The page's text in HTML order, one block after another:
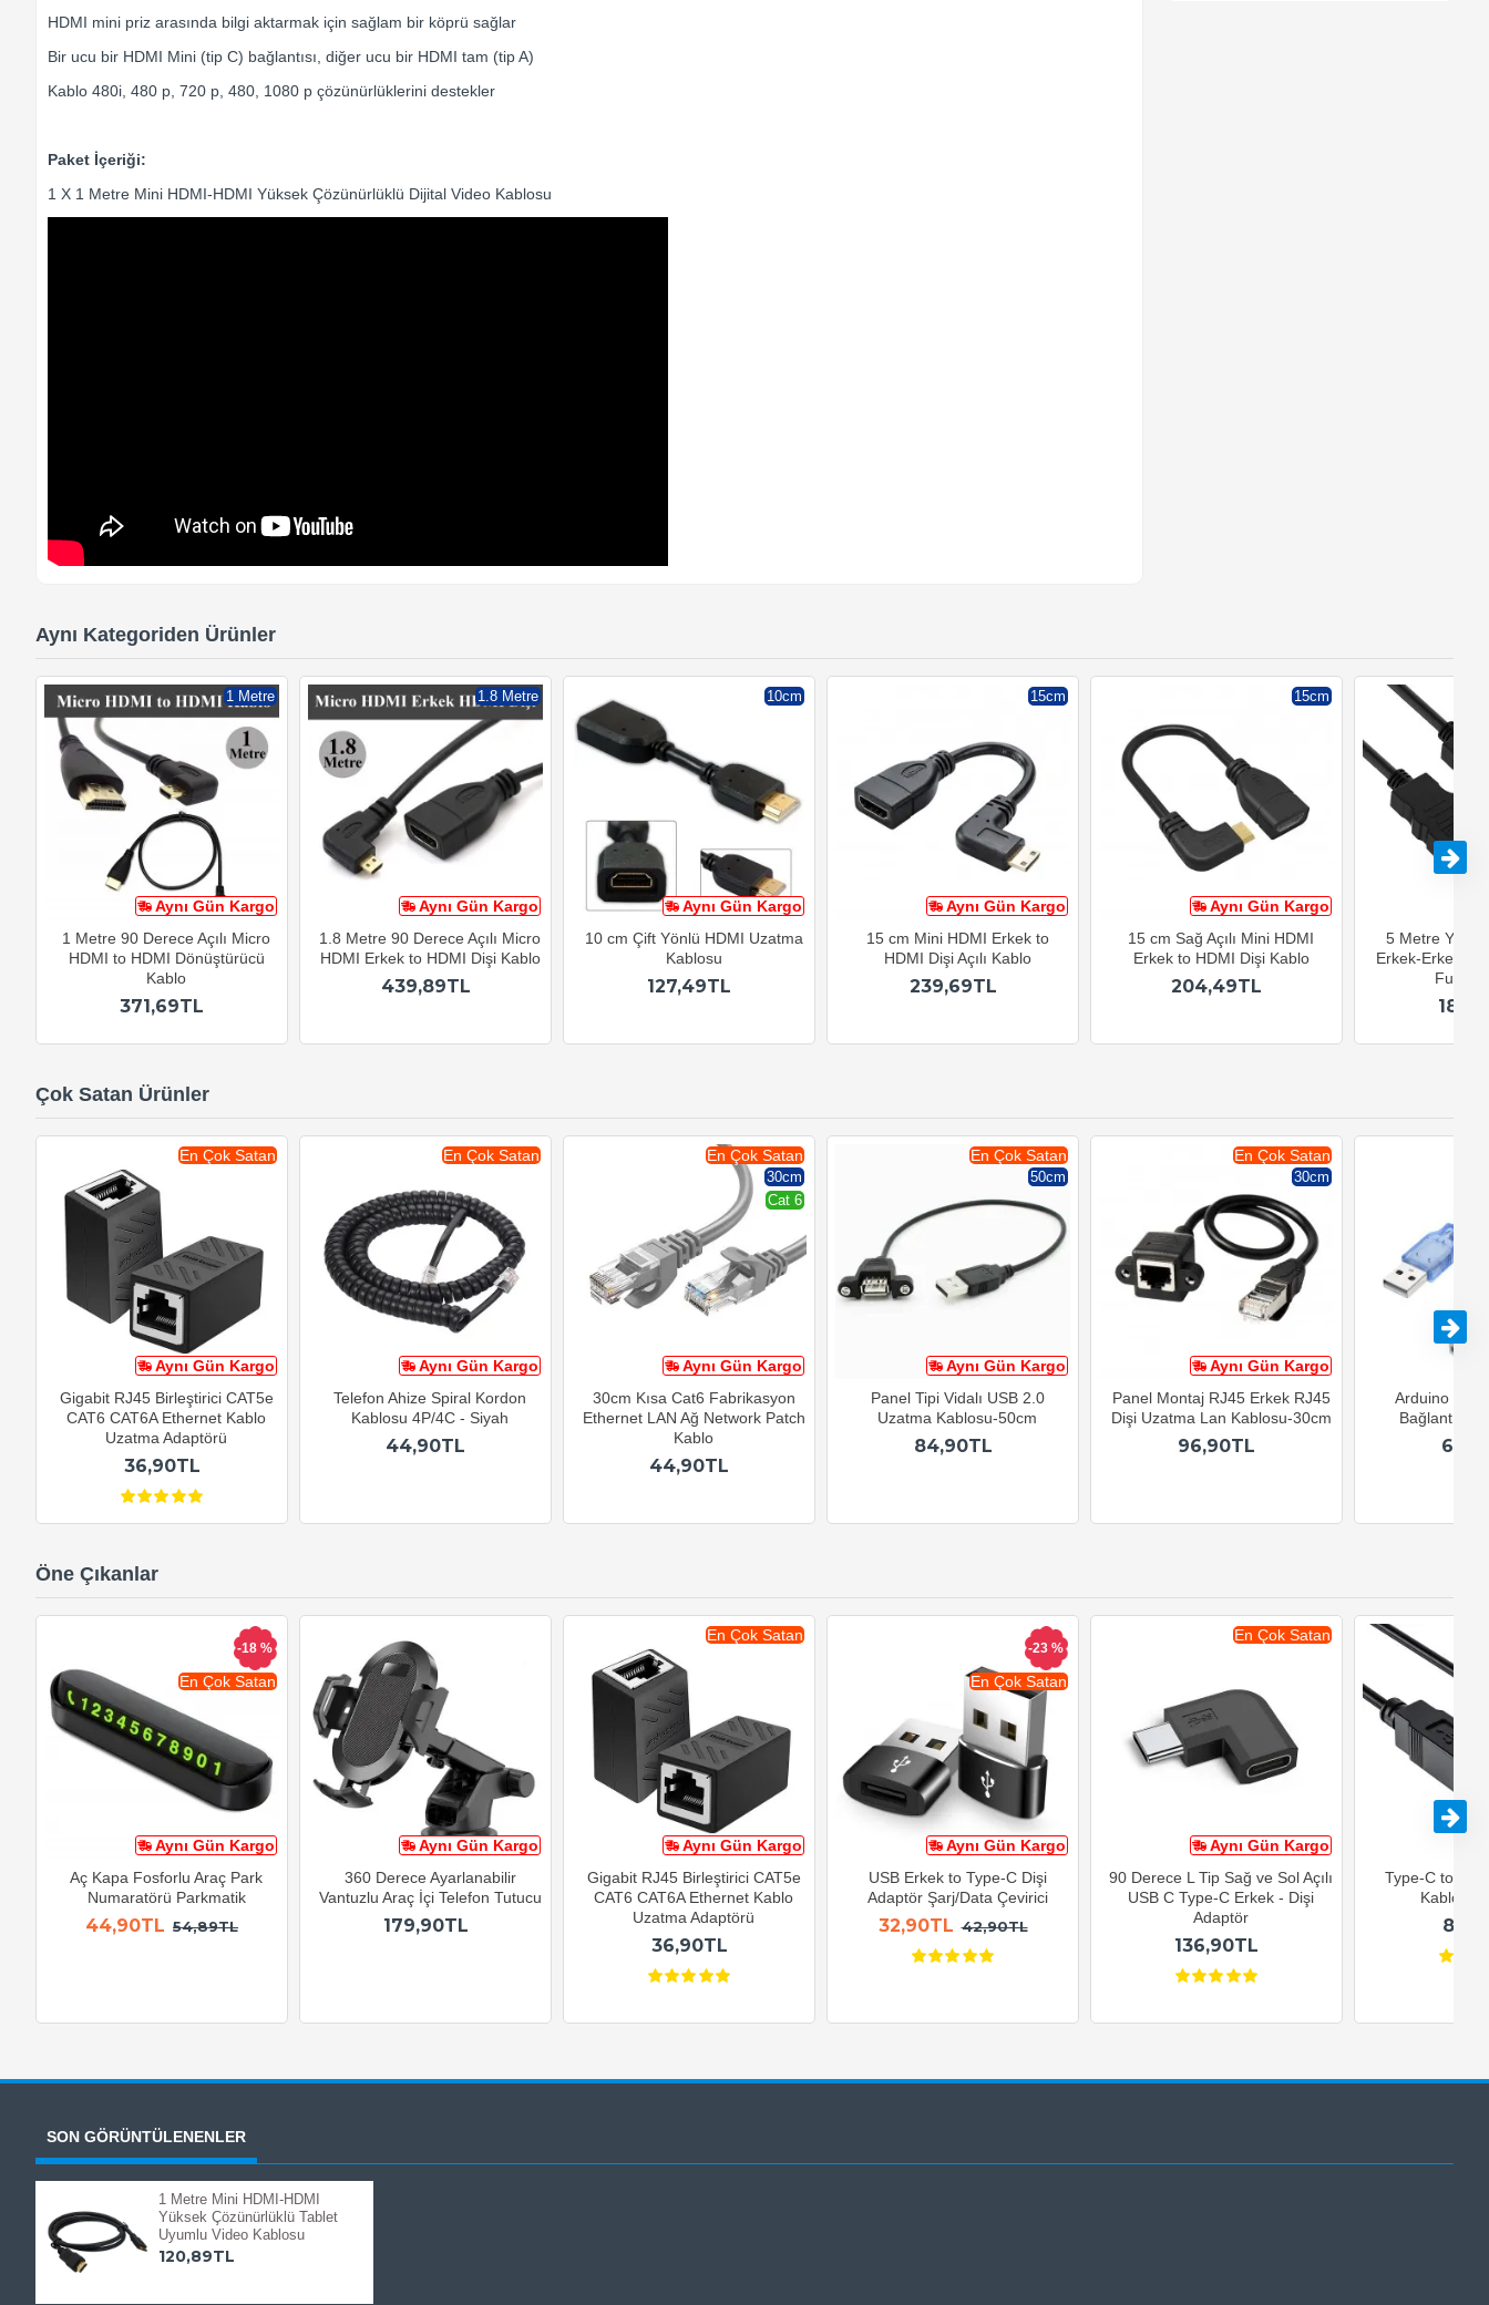
HDMI mini priz arasında bilgi aktarmak için sağlam bir köprü sağlar
Bir ucu bir HDMI Mini (tip C) bağlantısı, diğer ucu bir HDMI tam (tip A)
Kablo 480i, 480 p, 720 p, 480, 1080 p çözünürlüklerini destekler
Paket İçeriği:
1 X 1 Metre Mini HDMI-HDMI Yüksek Çözünürlüklü Dijital Video Kablosu
Aynı Kategoriden Ürünler
Aynı Gün Kargo
1 Metre
1 Metre 90 Derece Açılı Micro
HDMI to HDMI Dönüştürücü
Kablo
371,69TL
Aynı Gün Kargo
1.8 Metre
1.8 Metre 90 Derece Açılı Micro
HDMI Erkek to HDMI Dişi Kablo
439,89TL
Aynı Gün Kargo
10cm
10 cm Çift Yönlü HDMI Uzatma
Kablosu
127,49TL
Aynı Gün Kargo
15cm
15 cm Mini HDMI Erkek to
HDMI Dişi Açılı Kablo
239,69TL
Aynı Gün Kargo
15cm
15 cm Sağ Açılı Mini HDMI
Erkek to HDMI Dişi Kablo
204,49TL
5 Metre
Erkek-Erkek
Full
Çok Satan Ürünler
Aynı Gün Kargo
En Çok Satan
Gigabit RJ45 Birleştirici CAT5e
CAT6 CAT6A Ethernet Kablo
Uzatma Adaptörü
36,90TL
Aynı Gün Kargo
En Çok Satan
Telefon Ahize Spiral Kordon
Kablosu 4P/4C - Siyah
44,90TL
Aynı Gün Kargo
En Çok Satan
30cm
Cat 6
30cm Kısa Cat6 Fabrikasyon
Ethernet LAN Ağ Network Patch
Kablo
44,90TL
Aynı Gün Kargo
En Çok Satan
50cm
Panel Tipi Vidalı USB 2.0
Uzatma Kablosu-50cm
84,90TL
Aynı Gün Kargo
En Çok Satan
30cm
Panel Montaj RJ45 Erkek RJ45
Dişi Uzatma Lan Kablosu-30cm
96,90TL
Arduino
Bağlantı
Öne Çıkanlar
Aynı Gün Kargo
En Çok Satan
-18 %
Aç Kapa Fosforlu Araç Park
Numaratörü Parkmatik
44,90TL 54,89TL
Aynı Gün Kargo
360 Derece Ayarlanabilir
Vantuzlu Araç İçi Telefon Tutucu
179,90TL
Aynı Gün Kargo
En Çok Satan
Gigabit RJ45 Birleştirici CAT5e
CAT6 CAT6A Ethernet Kablo
Uzatma Adaptörü
36,90TL
Aynı Gün Kargo
En Çok Satan
-23 %
USB Erkek to Type-C Dişi
Adaptör Şarj/Data Çevirici
32,90TL 42,90TL
Aynı Gün Kargo
En Çok Satan
90 Derece L Tip Sağ ve Sol Açılı
USB C Type-C Erkek - Dişi
Adaptör
136,90TL
Type-C to
Kablosu
SON GÖRÜNTÜLENENLER
1 Metre Mini HDMI-HDMI
Yüksek Çözünürlüklü Tablet
Uyumlu Video Kablosu
120,89TL